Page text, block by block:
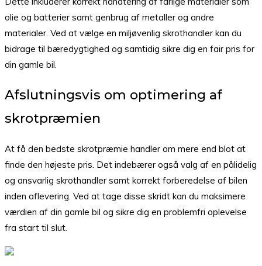
olie og batterier samt genbrug af metaller og andre
materialer. Ved at vælge en miljøvenlig skrothandler kan du
bidrage til bæredygtighed og samtidig sikre dig en fair pris for
din gamle bil.
Afslutningsvis om optimering af
skrotpræmien
At få den bedste skrotpræmie handler om mere end blot at
finde den højeste pris. Det indebærer også valg af en pålidelig
og ansvarlig skrothandler samt korrekt forberedelse af bilen
inden aflevering. Ved at tage disse skridt kan du maksimere
værdien af din gamle bil og sikre dig en problemfri oplevelse
fra start til slut.